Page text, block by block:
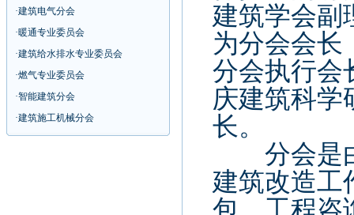
·建筑电气分会
·暖通专业委员会
·建筑给水排水专业委员会
·燃气专业委员会
·智能建筑分会
·建筑施工机械分会
建筑学会副
为分会会长
分会执行会
庆建筑科学
长。
分会是由
建筑改造工